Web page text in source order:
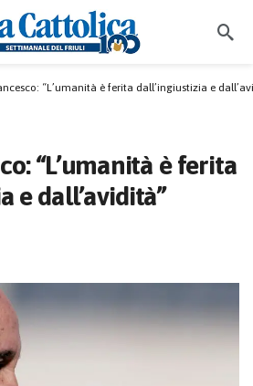
“L’umanità è ferita dall’ingiustizia e
“L’umanità è ferita
e dall’avidità”